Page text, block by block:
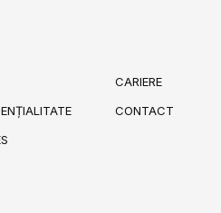
CARIERE
CONTACT